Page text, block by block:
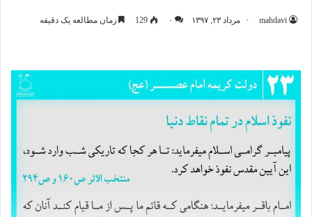
mahdavi مرداد ۲۳, ۱۳۹۷ ۰ 129 زمان مطالعه یک دقیقه